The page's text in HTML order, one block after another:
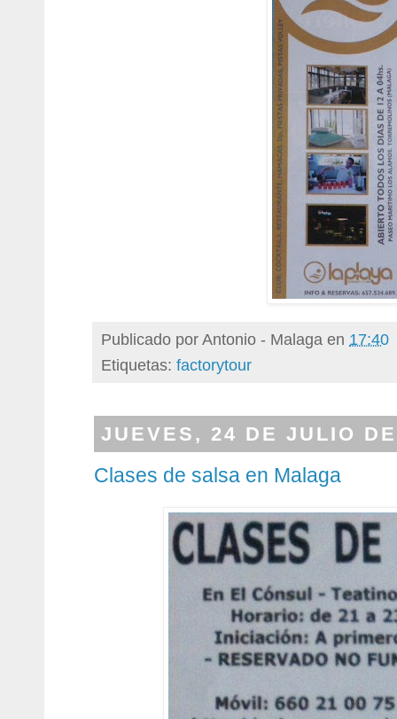
Publicado porAntonio - Malaga en 17:40
Etiquetas: factorytour
JUEVES, 24 DE JULIO
Clases de salsa en Malaga